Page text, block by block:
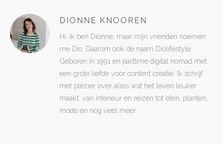
DIONNE KNOOREN
Hi, ik ben Dionne, maar mijn vrienden noemen
me Dio. Daarom ook de naam Diolifestyle.
Geboren in 1991 en parttime digital nomad met
een grote liefde voor content creatie. Ik schrijf
met plezier over alles wat het leven leuker
maakt: van interieur en reizen tot eten, planten,
mode en nog veel meer.